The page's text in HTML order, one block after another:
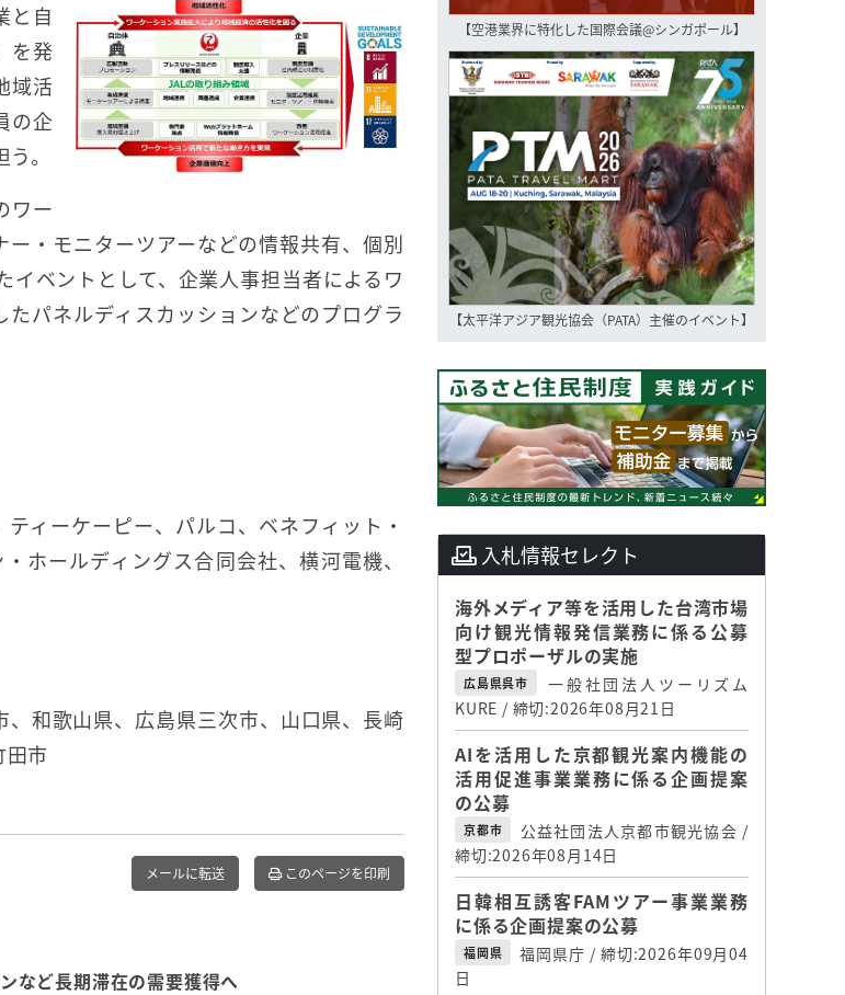
と自
を発
域活
の企
。
ワー
・モニターツアーなどの情報共有、個別
ベントとして、企業人事担当者によるワ
パネルディスカッションなどのプログラ
ィーケーピー、パルコ、ベネフィット・
ホールディングス合同会社、横河電機、
和歌山県、広島県三次市、山口県、長崎
市
メールに転送 このページを印刷
など長期滞在の需要獲得へ
【空港業界に特化した国際会議@シンガポール】
【太平洋アジア観光協会（PATA）主催のイベント】
入札情報セレクト
海外メディア等を活用した台湾市場
向け観光情報発信業務に係る公募
型プロポーザルの実施
広島県呉市
一般社団法人ツーリズム
KURE / 締切:2026年08月21日
AIを活用した京都観光案内機能の
活用促進事業業務に係る企画提案
の公募
京都市
公益社団法人京都市観光協会 /
締切:2026年08月14日
日韓相互誘客FAMツアー事業業務
に係る企画提案の公募
福岡県
福岡県庁 / 締切:2026年09月04
日